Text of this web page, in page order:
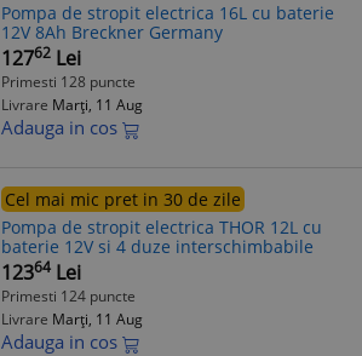
Pompa de stropit electrica 16L cu baterie
12V 8Ah Breckner Germany
12762 Lei
Primesti 128 puncte
Livrare Marți, 11 Aug
Adauga in cos
Cel mai mic pret in 30 de zile
Pompa de stropit electrica THOR 12L cu
baterie 12V si 4 duze interschimbabile
12364 Lei
Primesti 124 puncte
Livrare Marți, 11 Aug
Adauga in cos